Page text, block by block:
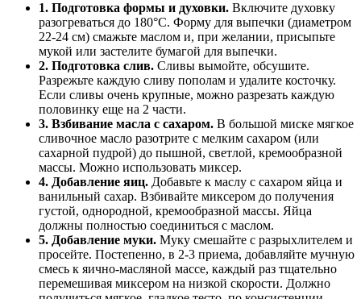
1. Подготовка формы и духовки. Включите духовку
разогреваться до 180°С. Форму для выпечки (диаметром
22-24 см) смажьте маслом и, при желании, присыпьте
мукой или застелите бумагой для выпечки.
2. Подготовка слив. Сливы вымойте, обсушите.
Разрежьте каждую сливу пополам и удалите косточку.
Если сливы очень крупные, можно разрезать каждую
половинку еще на 2 части.
3. Взбивание масла с сахаром. В большой миске мягкое
сливочное масло разотрите с мелким сахаром (или
сахарной пудрой) до пышной, светлой, кремообразной
массы. Можно использовать миксер.
4. Добавление яиц. Добавьте к маслу с сахаром яйца и
ванильный сахар. Взбивайте миксером до получения
густой, однородной, кремообразной массы. Яйца
должны полностью соединиться с маслом.
5. Добавление муки. Муку смешайте с разрыхлителем и
просейте. Постепенно, в 2-3 приема, добавляйте мучную
смесь к яично-масляной массе, каждый раз тщательно
перемешивая миксером на низкой скорости. Должно